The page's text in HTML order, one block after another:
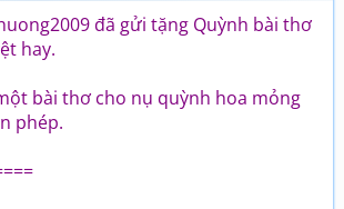
đã gửi tặng Quỳnh bài thơ
hay.
bài thơ cho nụ quỳnh hoa mỏng
phép.